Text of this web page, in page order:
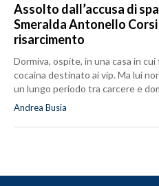
Assolto dall’accusa di
Smeralda Antonello
risarcimento
Dormiva, ospite, in una casa in
cocaina destinato ai vip. Ma lui
un lungo periodo tra carcere e
Andrea Busia